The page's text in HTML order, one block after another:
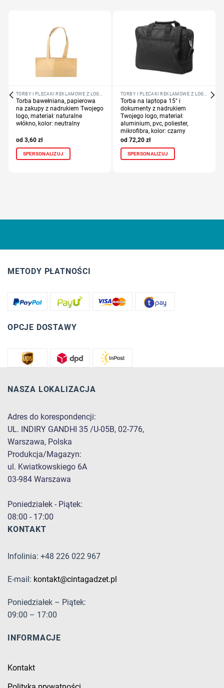
Torba bawełniana, papierowa
na zakupy z nadrukiem Twojego
logo, materiał: naturalne
włókno, kolor: neutralny
3,60 zł
SPERSONALIZUJ
Torba na laptopa 15″ i
dokumenty z nadrukiem
Twojego logo, materiał:
aluminium, pvc, poliester,
mikrofibra, kolor: czarny
72,20 zł
SPERSONALIZUJ
METODY PŁATNOŚCI
OPCJE DOSTAWY
NASZA LOKALIZACJA
Adres do korespondencji:
UL. INDIRY GANDHI 35 /U-05B, 02-776,
Warszawa, Polska
Produkcja/Magazyn:
ul. Kwiatkowskiego 6A
03-984 Warszawa
Poniedziałek - Piątek:
08:00 - 17:00
KONTAKT
Infolinia: +48 226 022 967
E-mail: kontakt@cintagadzet.pl
Poniedziałek – Piątek:
09:00 – 17:00
INFORMACJE
Kontakt